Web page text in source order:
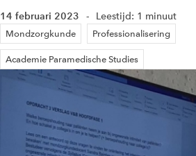
14 februari 2023 Leestijd: 1 minuut
Mondzorgkunde Professionalisering
Academie Paramedische Studies